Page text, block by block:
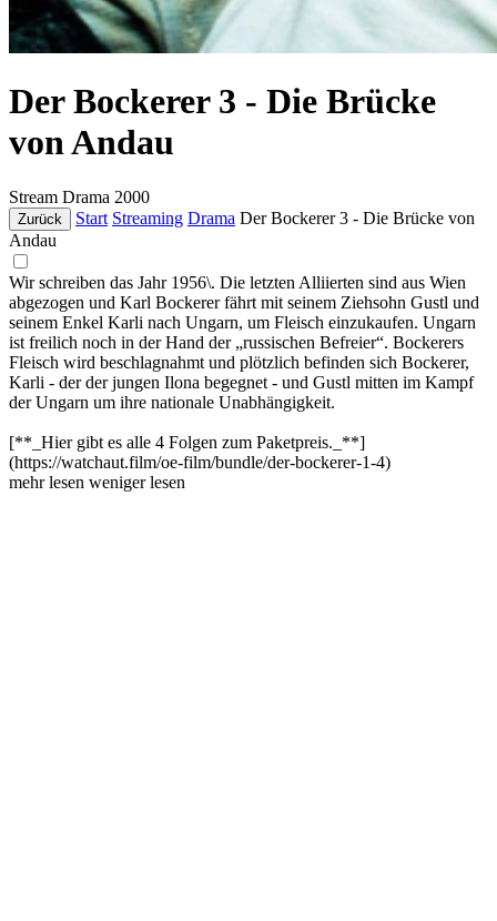
Der Bockerer 3 - Die Brücke
von Andau
Stream Drama 2000
Zurück Start Streaming Drama Der Bockerer 3 - Die Brücke von
Andau
Wir schreiben das Jahr 1956\. Die letzten Alliierten sind aus Wien
abgezogen und Karl Bockerer fährt mit seinem Ziehsohn Gustl und
seinem Enkel Karli nach Ungarn, um Fleisch einzukaufen. Ungarn
ist freilich noch in der Hand der „russischen Befreier“. Bockerers
Fleisch wird beschlagnahmt und plötzlich befinden sich Bockerer,
Karli - der der jungen Ilona begegnet - und Gustl mitten im Kampf
der Ungarn um ihre nationale Unabhängigkeit.
[**_Hier gibt es alle 4 Folgen zum Paketpreis._**]
(https://watchaut.film/oe-film/bundle/der-bockerer-1-4)
mehr lesen weniger lesen